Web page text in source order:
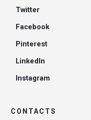
Twitter
Facebook
Pinterest
LinkedIn
Instagram
CONTACTS